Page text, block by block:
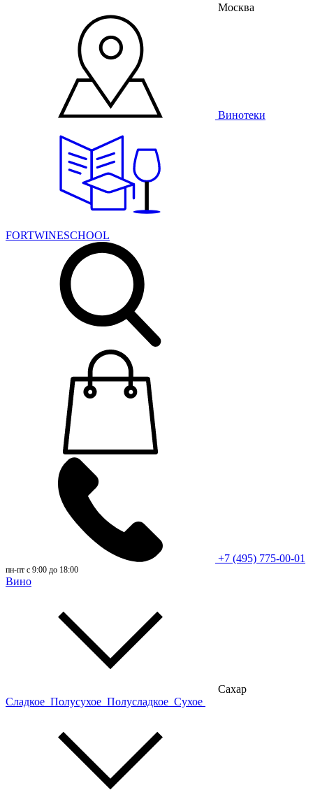
Москва
Винотеки
FORTWINESCHOOL
+7 (495) 775-00-01
пн-пт с 9:00 до 18:00
Вино
Сахар
Сладкое Полусухое Полусладкое Сухое